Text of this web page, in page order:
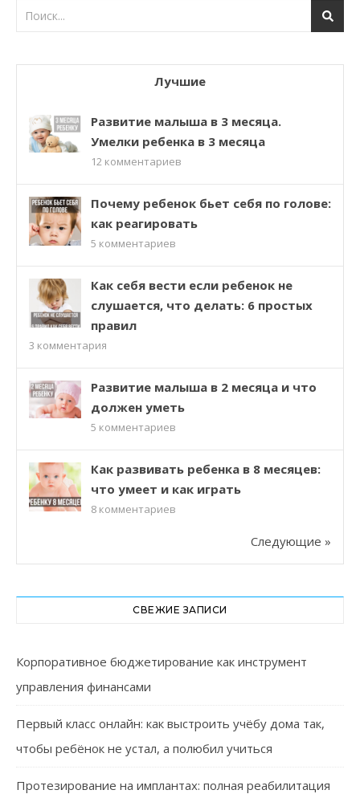
Лучшие
Развитие малыша в 3 месяца.
Умелки ребенка в 3 месяца
12 комментариев
Почему ребенок бьет себя по голове:
как реагировать
5 комментариев
Как себя вести если ребенок не
слушается, что делать: 6 простых
правил
3 комментария
Развитие малыша в 2 месяца и что
должен уметь
5 комментариев
Как развивать ребенка в 8 месяцев:
что умеет и как играть
8 комментариев
Следующие »
СВЕЖИЕ ЗАПИСИ
Корпоративное бюджетирование как инструмент
управления финансами
Первый класс онлайн: как выстроить учёбу дома так,
чтобы ребёнок не устал, а полюбил учиться
Протезирование на имплантах: полная реабилитация